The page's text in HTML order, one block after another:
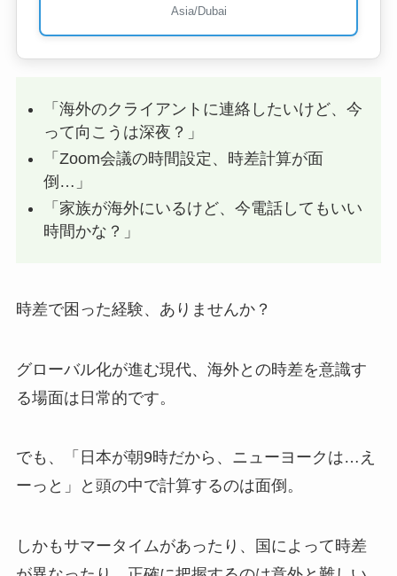
Asia/Dubai
「海外のクライアントに連絡したいけど、今
って向こうは深夜？」
「Zoom会議の時間設定、時差計算が面
倒…」
「家族が海外にいるけど、今電話してもいい
時間かな？」
時差で困った経験、ありませんか？
グローバル化が進む現代、海外との時差を意識す
る場面は日常的です。
でも、「日本が朝9時だから、ニューヨークは…え
ーっと」と頭の中で計算するのは面倒。
しかもサマータイムがあったり、国によって時差